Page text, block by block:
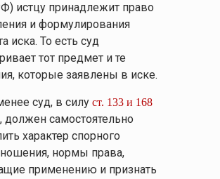
истцу принадлежит право
и формулирования
иска. То есть суд
тот предмет и те
которые заявлены в иске.
суд, в силу ст. 133 и 168
, должен самостоятельно
характер спорного
нормы права,
применению и признать